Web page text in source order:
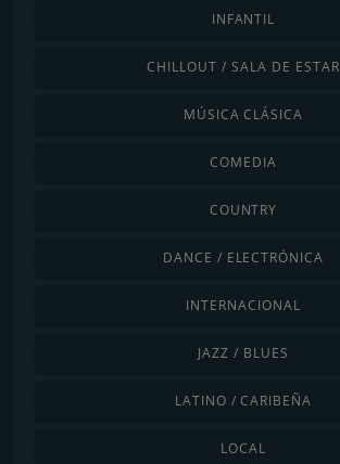
INFANTIL
CHILLOUT / SALA DE ESTAR
MÚSICA CLÁSICA
COMEDIA
COUNTRY
DANCE / ELECTRÓNICA
INTERNACIONAL
JAZZ / BLUES
LATINO / CARIBEÑA
LOCAL